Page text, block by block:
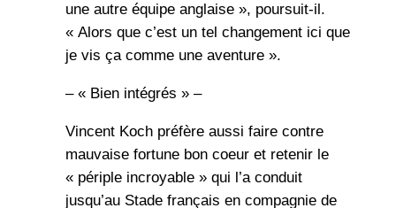
une autre équipe anglaise », poursuit-il.
« Alors que c’est un tel changement ici que
je vis ça comme une aventure ».
– « Bien intégrés » –
Vincent Koch préfère aussi faire contre
mauvaise fortune bon coeur et retenir le
« périple incroyable » qui l’a conduit
jusqu’au Stade français en compagnie de